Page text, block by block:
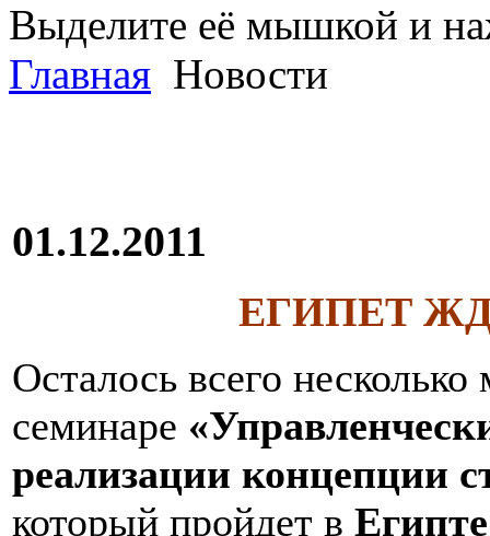
Выделите её мышкой и
Главная Новости
01.12.2011
ЕГИПЕТ
Осталось всего несколько
семинаре
реализации концепции
который пройдет в Египте